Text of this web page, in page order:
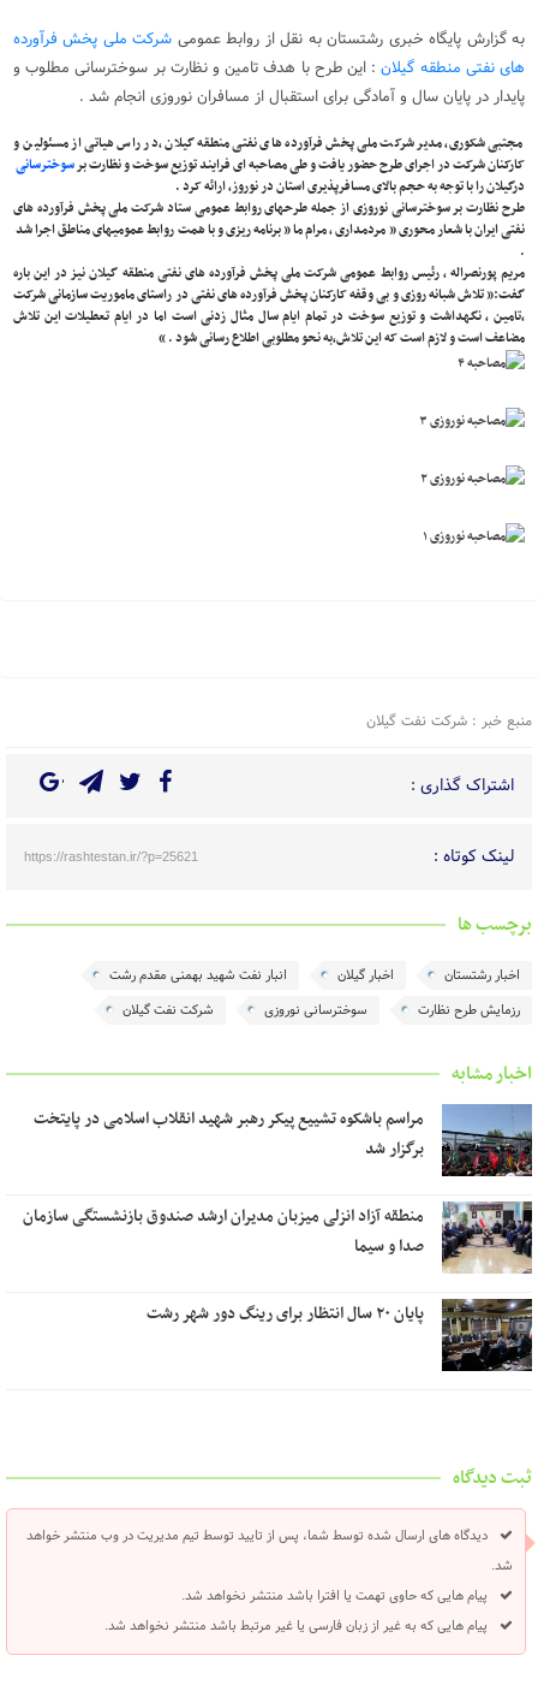
به گزارش پایگاه خبری رشتستان به نقل از روابط عمومی شرکت ملی پخش فرآورده
های نفتی منطقه گیلان: این طرح با هدف تامین و نظارت بر سوخترسانی مطلوب و
پایدار در پایان سال و آمادگی برای استقبال از مسافران نوروزی انجام شد .
مجتبی شکوری، مدیر شرکت ملی پخش فرآورده های نفتی منطقه گیلان ،در راس هیاتی از مسئولین و
کارکنان شرکت در اجرای طرح حضور یافت و طی مصاحبه ای فرایند توزیع سوخت و نظارت برسوخترسانی
درگیلان را با توجه به حجم بالای مسافرپذیری استان در نوروز، ارائه کرد .
طرح نظارت بر سوخترسانی نوروزی از جمله طرحهای روابط عمومی ستاد شرکت ملی پخش فرآورده های
نفتی ایران با شعار محوری ” مردمداری ، مرام ما ” برنامه ریزی و با همت روابط عمومیهای مناطق اجرا شد
.
مریم پورنصراله ، رئیس روابط عمومی شرکت ملی پخش فرآورده های نفتی منطقه گیلان نیز در این باره
گفت:” تلاش شبانه روزی و بی وقفه کارکنان پخش فرآورده های نفتی در راستای ماموریت سازمانی شرکت
،تامین ، نگهداشت و توزیع سوخت در تمام ایام سال مثال زدنی است اما در ایام تعطیلات این تلاش
مضاعف است و لازم است که این تلاش،به نحو مطلوبی اطلاع رسانی شود . “
منبع خبر : شرکت نفت گیلان
اشتراک گذاری :
لینک کوتاه : https://rashtestan.ir/?p=25621
برچسب ها
اخبار رشتستان اخبار گیلان
انبار نفت شهید بهمنی مقدم رشت
رزمایش طرح نظارت
سوخترسانی نوروزی شرکت نفت گیلان
اخبار مشابه
مراسم باشکوه تشییع پیکر رهبر شهید انقلاب اسلامی در پایتخت
برگزار شد
منطقه آزاد انزلی میزبان مدیران ارشد صندوق بازنشستگی سازمان
صدا و سیما
پایان ۲۰ سال انتظار برای رینگ دور شهر رشت
ثبت دیدگاه
دیدگاه های ارسال شده توسط شما، پس از تایید توسط تیم مدیریت در وب منتشر خواهد
شد.
پیام هایی که حاوی تهمت یا افترا باشد منتشر نخواهد شد.
پیام هایی که به غیر از زبان فارسی یا غیر مرتبط باشد منتشر نخواهد شد.